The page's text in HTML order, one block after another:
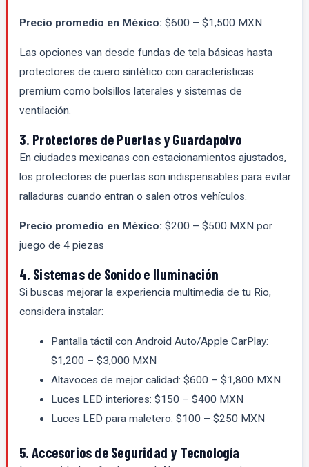
Precio promedio en México: $600 – $1,500 MXN
Las opciones van desde fundas de tela básicas hasta
protectores de cuero sintético con características
premium como bolsillos laterales y sistemas de
ventilación.
3. Protectores de Puertas y Guardapolvo
En ciudades mexicanas con estacionamientos ajustados,
los protectores de puertas son indispensables para evitar
ralladuras cuando entran o salen otros vehículos.
Precio promedio en México: $200 – $500 MXN por
juego de 4 piezas
4. Sistemas de Sonido e Iluminación
Si buscas mejorar la experiencia multimedia de tu Rio,
considera instalar:
Pantalla táctil con Android Auto/Apple CarPlay:
$1,200 – $3,000 MXN
Altavoces de mejor calidad: $600 – $1,800 MXN
Luces LED interiores: $150 – $400 MXN
Luces LED para maletero: $100 – $250 MXN
5. Accesorios de Seguridad y Tecnología